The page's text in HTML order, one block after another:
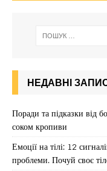
НЕДАВНІ
Поради та підказки від
соком кропиви
Емоції на тілі: 12
проблеми. Почуй своє